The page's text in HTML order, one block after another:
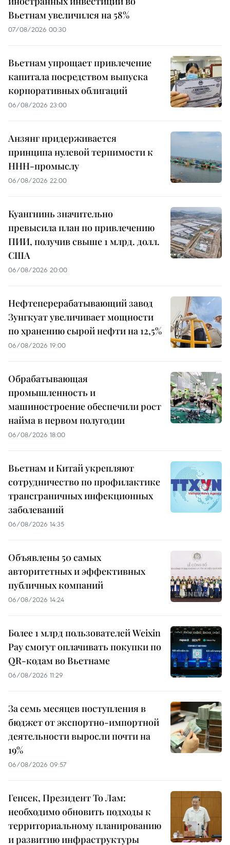
Вьетнам увеличился на 58%
07/08/2026 00:30
Вьетнам упрощает привлечение
капитала посредством выпуска
корпоративных облигаций
06/08/2026 23:00
Анзянг придерживается
принципа нулевой терпимости к
ННН-промыслу
06/08/2026 22:00
Куангнинь значительно
превысила план по привлечению
ПИИ, получив свыше 1 млрд. долл.
США
06/08/2026 20:00
Нефтеперерабатывающий завод
Зунгкуат увеличивает мощности
по хранению сырой нефти на 12,5%
06/08/2026 19:00
Обрабатывающая
промышленность и
машиностроение обеспечили рост
найма в первом полугодии
06/08/2026 18:00
Вьетнам и Китай укрепляют
сотрудничество по профилактике
трансграничных инфекционных
заболеваний
06/08/2026 14:35
Объявлены 50 самых
авторитетных и эффективных
публичных компаний
06/08/2026 14:24
Более 1 млрд пользователей Weixin
Pay смогут оплачивать покупки по
QR-кодам во Вьетнаме
06/08/2026 11:29
За семь месяцев поступления в
бюджет от экспортно-импортной
деятельности выросли почти на
19%
06/08/2026 09:57
Генсек, Президент То Лам:
необходимо обновить подходы к
территориальному планированию
и развитию инфраструктуры